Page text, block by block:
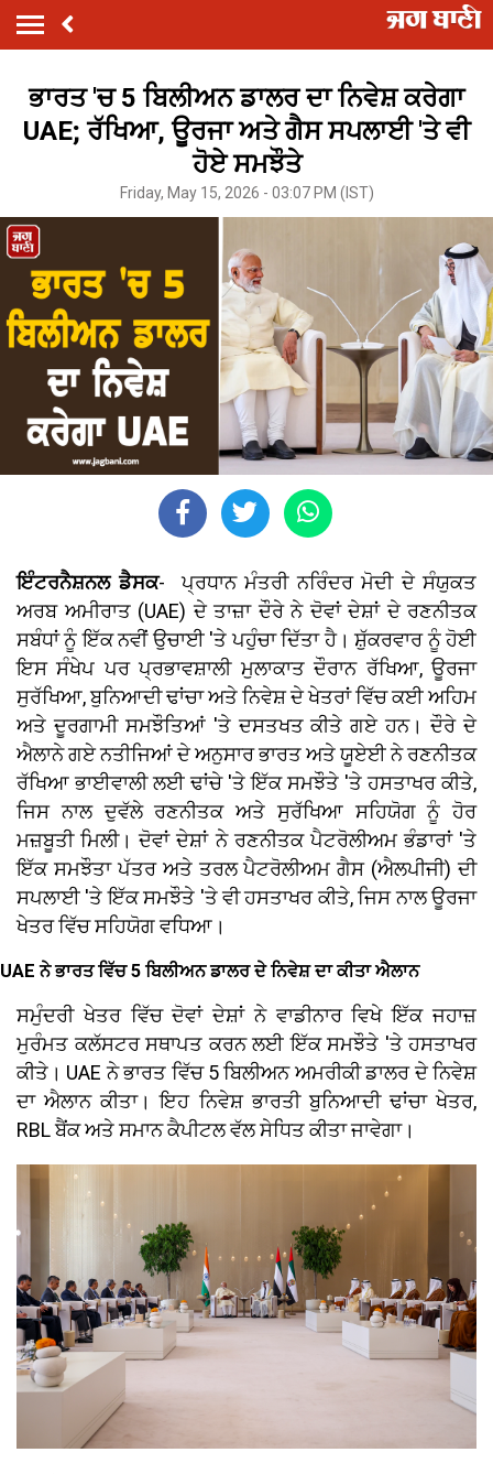
ਭਾਰਤ 'ਚ 5 ਬਿਲੀਅਨ ਡਾਲਰ ਦਾ ਨਿਵੇਸ਼ ਕਰੇਗਾ
UAE; ਰੱਖਿਆ, ਊਰਜਾ ਅਤੇ ਗੈਸ ਸਪਲਾਈ 'ਤੇ ਵੀ
ਹੋਏ ਸਮਝੌਤੇ
Friday, May 15, 2026 - 03:07 PM (IST)
ਇੰਟਰਨੈਸ਼ਨਲ ਡੈਸਕ- ਪ੍ਰਧਾਨ ਮੰਤਰੀ ਨਰਿੰਦਰ ਮੋਦੀ ਦੇ ਸੰਯੁਕਤ
ਅਰਬ ਅਮੀਰਾਤ (UAE) ਦੇ ਤਾਜ਼ਾ ਦੌਰੇ ਨੇ ਦੋਵਾਂ ਦੇਸ਼ਾਂ ਦੇ ਰਣਨੀਤਕ
ਸਬੰਧਾਂ ਨੂੰ ਇੱਕ ਨਵੀਂ ਉਚਾਈ 'ਤੇ ਪਹੁੰਚਾ ਦਿੱਤਾ ਹੈ। ਸ਼ੁੱਕਰਵਾਰ ਨੂੰ ਹੋਈ
ਇਸ ਸੰਖੇਪ ਪਰ ਪ੍ਰਭਾਵਸ਼ਾਲੀ ਮੁਲਾਕਾਤ ਦੌਰਾਨ ਰੱਖਿਆ, ਊਰਜਾ
ਸੁਰੱਖਿਆ, ਬੁਨਿਆਦੀ ਢਾਂਚਾ ਅਤੇ ਨਿਵੇਸ਼ ਦੇ ਖੇਤਰਾਂ ਵਿੱਚ ਕਈ ਅਹਿਮ
ਅਤੇ ਦੂਰਗਾਮੀ ਸਮਝੌਤਿਆਂ 'ਤੇ ਦਸਤਖਤ ਕੀਤੇ ਗਏ ਹਨ। ਦੌਰੇ ਦੇ
ਐਲਾਨੇ ਗਏ ਨਤੀਜਿਆਂ ਦੇ ਅਨੁਸਾਰ ਭਾਰਤ ਅਤੇ ਯੂਏਈ ਨੇ ਰਣਨੀਤਕ
ਰੱਖਿਆ ਭਾਈਵਾਲੀ ਲਈ ਢਾਂਚੇ 'ਤੇ ਇੱਕ ਸਮਝੌਤੇ 'ਤੇ ਹਸਤਾਖਰ ਕੀਤੇ,
ਜਿਸ ਨਾਲ ਦੁਵੱਲੇ ਰਣਨੀਤਕ ਅਤੇ ਸੁਰੱਖਿਆ ਸਹਿਯੋਗ ਨੂੰ ਹੋਰ
ਮਜ਼ਬੂਤੀ ਮਿਲੀ। ਦੋਵਾਂ ਦੇਸ਼ਾਂ ਨੇ ਰਣਨੀਤਕ ਪੈਟਰੋਲੀਅਮ ਭੰਡਾਰਾਂ 'ਤੇ
ਇੱਕ ਸਮਝੌਤਾ ਪੱਤਰ ਅਤੇ ਤਰਲ ਪੈਟਰੋਲੀਅਮ ਗੈਸ (ਐਲਪੀਜੀ) ਦੀ
ਸਪਲਾਈ 'ਤੇ ਇੱਕ ਸਮਝੌਤੇ 'ਤੇ ਵੀ ਹਸਤਾਖਰ ਕੀਤੇ, ਜਿਸ ਨਾਲ ਊਰਜਾ
ਖੇਤਰ ਵਿੱਚ ਸਹਿਯੋਗ ਵਧਿਆ।
UAE ਨੇ ਭਾਰਤ ਵਿੱਚ 5 ਬਿਲੀਅਨ ਡਾਲਰ ਦੇ ਨਿਵੇਸ਼ ਦਾ ਕੀਤਾ ਐਲਾਨ
ਸਮੁੰਦਰੀ ਖੇਤਰ ਵਿੱਚ ਦੋਵਾਂ ਦੇਸ਼ਾਂ ਨੇ ਵਾਡੀਨਾਰ ਵਿਖੇ ਇੱਕ ਜਹਾਜ਼
ਮੁਰੰਮਤ ਕਲੱਸਟਰ ਸਥਾਪਤ ਕਰਨ ਲਈ ਇੱਕ ਸਮਝੌਤੇ 'ਤੇ ਹਸਤਾਖਰ
ਕੀਤੇ। UAE ਨੇ ਭਾਰਤ ਵਿੱਚ 5 ਬਿਲੀਅਨ ਅਮਰੀਕੀ ਡਾਲਰ ਦੇ ਨਿਵੇਸ਼
ਦਾ ਐਲਾਨ ਕੀਤਾ। ਇਹ ਨਿਵੇਸ਼ ਭਾਰਤੀ ਬੁਨਿਆਦੀ ਢਾਂਚਾ ਖੇਤਰ,
RBL ਬੈਂਕ ਅਤੇ ਸਮਾਨ ਕੈਪੀਟਲ ਵੱਲ ਸੇਧਿਤ ਕੀਤਾ ਜਾਵੇਗਾ।